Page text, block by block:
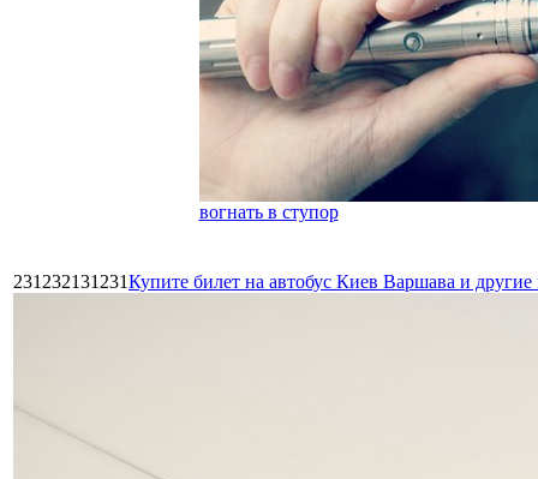
вогнать в ступор
231232131231Купите билет на автобус Киев Варшава и